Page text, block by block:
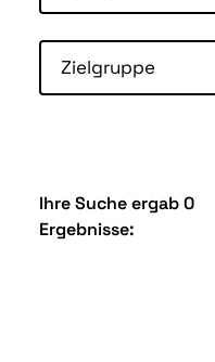
Zielgruppe
Ihre Suche ergab 0
Ergebnisse: